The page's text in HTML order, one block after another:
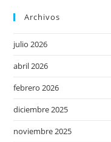
Archivos
julio 2026
abril 2026
febrero 2026
diciembre 2025
noviembre 2025